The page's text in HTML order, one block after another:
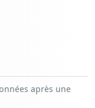
après une